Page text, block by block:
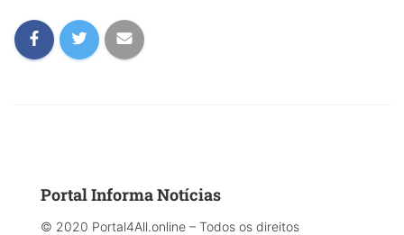
Portal Informa Notícias
© 2020 Portal4All.online – Todos os direitos